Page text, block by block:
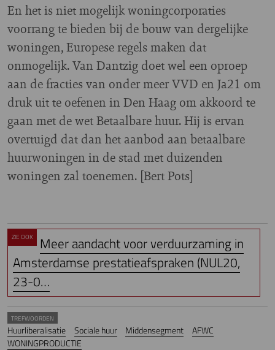
En het is niet mogelijk woningcorporaties
voorrang te bieden bij de bouw van dergelijke
woningen, Europese regels maken dat
onmogelijk. Van Dantzig doet wel een oproep
aan de fracties van onder meer VVD en Ja21 om
druk uit te oefenen in Den Haag om akkoord te
gaan met de wet Betaalbare huur. Hij is ervan
overtuigd dat dan het aanbod aan betaalbare
huurwoningen in de stad met duizenden
woningen zal toenemen. [Bert Pots]
ZIE OOK
Meer aandacht voor verduurzaming in
Amsterdamse prestatieafspraken (NUL20,
23-0…
TREFWOORDEN
Huurliberalisatie Sociale huur Middensegment
AFWC
WONINGPRODUCTIE